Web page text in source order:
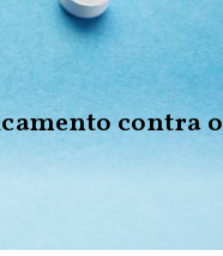
contra o